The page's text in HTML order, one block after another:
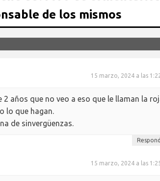
de los mismos
15 marzo, 2024 a las
años que no veo a eso que le llaman la
lo que hagan.
de sinvergüenzas.
15 marzo, 2024 a las